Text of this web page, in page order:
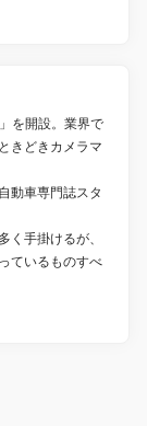
を開設。業界で
きどきカメラマ
動車専門誌スタ
く手掛けるが、
ているものすべ